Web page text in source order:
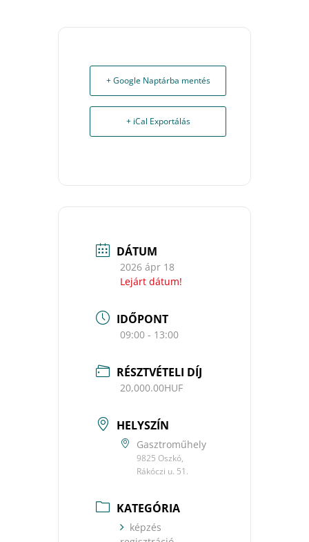
+ Google Naptárba mentés
+ iCal Exportálás
DÁTUM
2026 ápr 18
Lejárt dátum!
IDŐPONT
09:00 - 13:00
RÉSZTVÉTELI DÍJ
20,000.00HUF
HELYSZÍN
Gasztroműhely
9825 Oszkó,
Rákóczi u. 51.
KATEGÓRIA
képzés